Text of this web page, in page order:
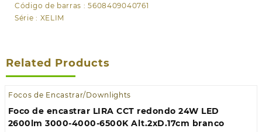
Código de barras : 5608409040761
Série : XELIM
Related Products
Focos de Encastrar/Downlights
Foco de encastrar LIRA CCT redondo 24W LED
2600lm 3000-4000-6500K Alt.2xD.17cm branco